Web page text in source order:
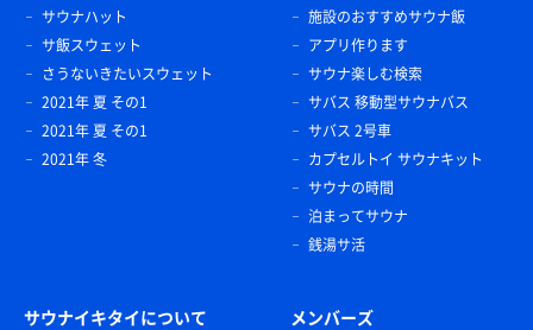
サウナハット
サ飯スウェット
さうないきたいスウェット
2021年 夏 その1
2021年 夏 その1
2021年 冬
施設のおすすめサウナ飯
アプリ作ります
サウナ楽しむ検索
サバス 移動型サウナバス
サバス 2号車
カプセルトイ サウナキット
サウナの時間
泊まってサウナ
銭湯サ活
サウナイキタイについて メンバーズ